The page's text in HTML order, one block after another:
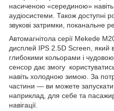
насиченою «серединою» навіть
аудіосистеми. Також доступні
звукові затримки, поканальне
Автомагнітола серії Mekede
дисплей IPS 2.5D Screen, який
глибокими кольорами і
сенсор дає змогу
навіть холодною зимою. За
частини — ви можете
наприклад, для себе та
навігації.